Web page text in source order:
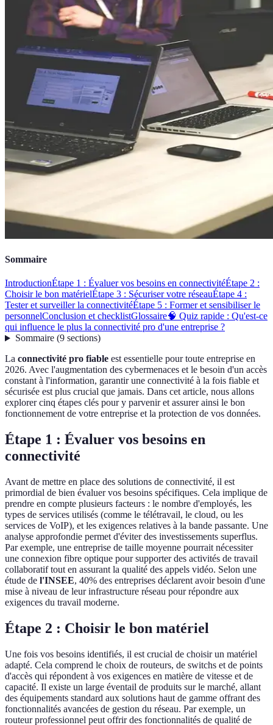
Sommaire
IntroductionÉtape 1 : Évaluer vos besoins en connectivitéÉtape 2 :
Choisir le bon matérielÉtape 3 : Sécuriser votre réseauÉtape 4 :
Tester et surveiller la connectivitéÉtape 5 : Former et sensibiliser le
personnelConclusion et checklistGlossaire🧠 Quiz rapide : Qu'est-ce
qui influence le plus la connectivité pro d'une entreprise ?
Sommaire(9 sections)
La connectivité pro fiable est essentielle pour toute entreprise en
2026. Avec l'augmentation des cybermenaces et le besoin d'un accès
constant à l'information, garantir une connectivité à la fois fiable et
sécurisée est plus crucial que jamais. Dans cet article, nous allons
explorer cinq étapes clés pour y parvenir et assurer ainsi le bon
fonctionnement de votre entreprise et la protection de vos données.
Étape 1 : Évaluer vos besoins en
connectivité
Avant de mettre en place des solutions de connectivité, il est
primordial de bien évaluer vos besoins spécifiques. Cela implique de
prendre en compte plusieurs facteurs : le nombre d'employés, les
types de services utilisés (comme le télétravail, le cloud, ou les
services de VoIP), et les exigences relatives à la bande passante. Une
analyse approfondie permet d'éviter des investissements superflus.
Par exemple, une entreprise de taille moyenne pourrait nécessiter
une connexion fibre optique pour supporter des activités de travail
collaboratif tout en assurant la qualité des appels vidéo. Selon une
étude de l'INSEE, 40% des entreprises déclarent avoir besoin d'une
mise à niveau de leur infrastructure réseau pour répondre aux
exigences du travail moderne.
Étape 2 : Choisir le bon matériel
Une fois vos besoins identifiés, il est crucial de choisir un matériel
adapté. Cela comprend le choix de routeurs, de switchs et de points
d'accès qui répondent à vos exigences en matière de vitesse et de
capacité. Il existe un large éventail de produits sur le marché, allant
des équipements standard aux solutions haut de gamme offrant des
fonctionnalités avancées de gestion du réseau. Par exemple, un
routeur professionnel peut offrir des fonctionnalités de qualité de